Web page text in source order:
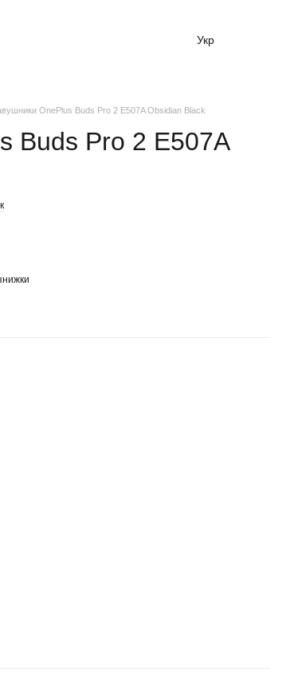
Укр
OnePlus Buds Pro 2 E507A Obsidian Black
Buds Pro 2 E507A